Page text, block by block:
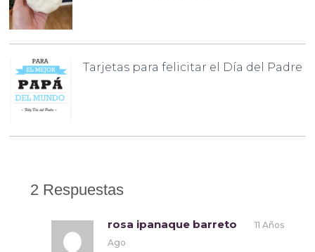
Tarjetas para felicitar el Día del Padre
2 Respuestas
rosa ipanaque barreto
11 Años
Ago